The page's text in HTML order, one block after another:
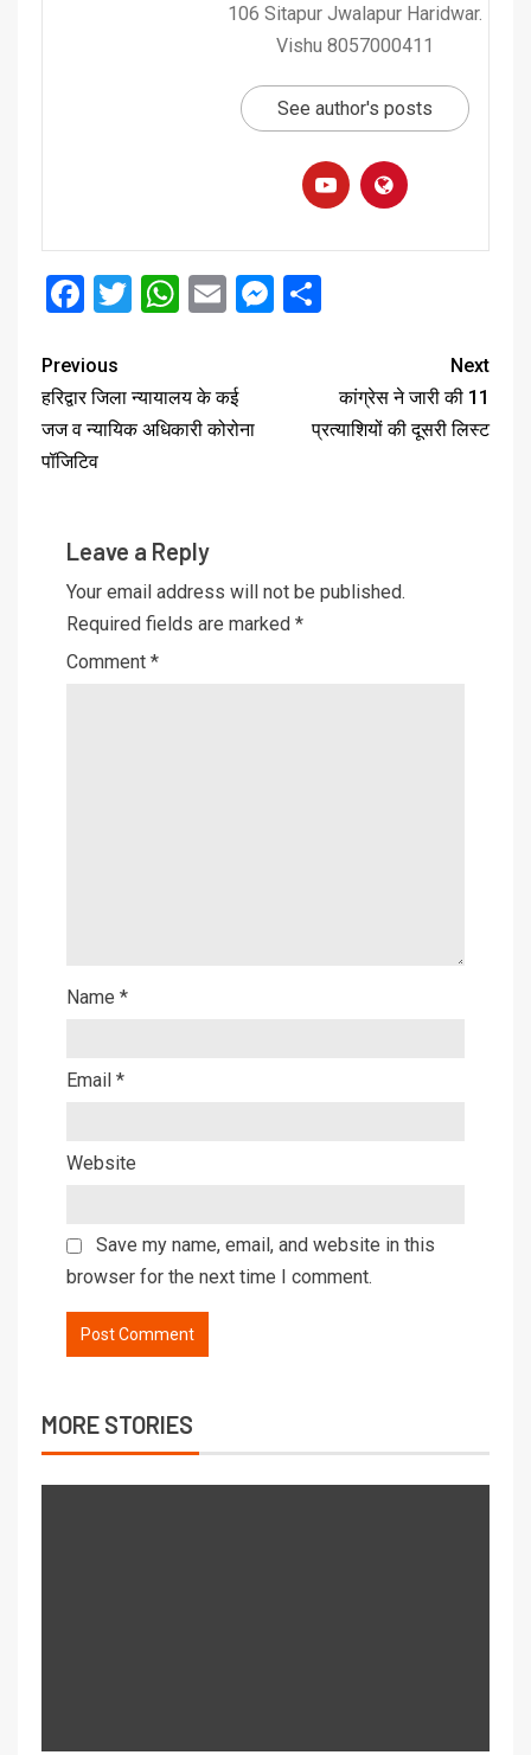
106 Sitapur Jwalapur Haridwar.
Vishu 8057000411
See author's posts
Facebook
Twitter
WhatsApp
EmailMessenger
Previous
हरिद्वार जिला न्यायालय के कई
जज व न्यायिक अधिकारी कोरोना
पॉजिटिव
Next
कांग्रेस ने जारी की 11
प्रत्याशियों की दूसरी लिस्ट
Leave a Reply
Your email address will not be published.
Required fields are marked *
Comment *
Name *
Email *
Website
Save my name, email, and website in this
browser for the next time I comment.
MORE STORIES